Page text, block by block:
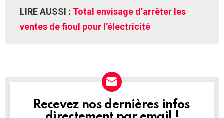
LIRE AUSSI : Total envisage d’arrêter les
ventes de fioul pour l’électricité
NEWSLETTER
Recevez nos dernières infos